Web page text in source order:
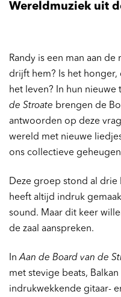
Wereldmuziek uit
Randy is een man aan
drijft hem? Is het
het leven? In hun
de Stroate brengen de
antwoorden op deze
wereld met nieuwe
ons collectieve
Deze groep stond al drie
heeft altijd indruk
sound. Maar dit keer
de zaal aanspreken.
InAan de Board van de
met stevige beats,
indrukwekkende gitaar-